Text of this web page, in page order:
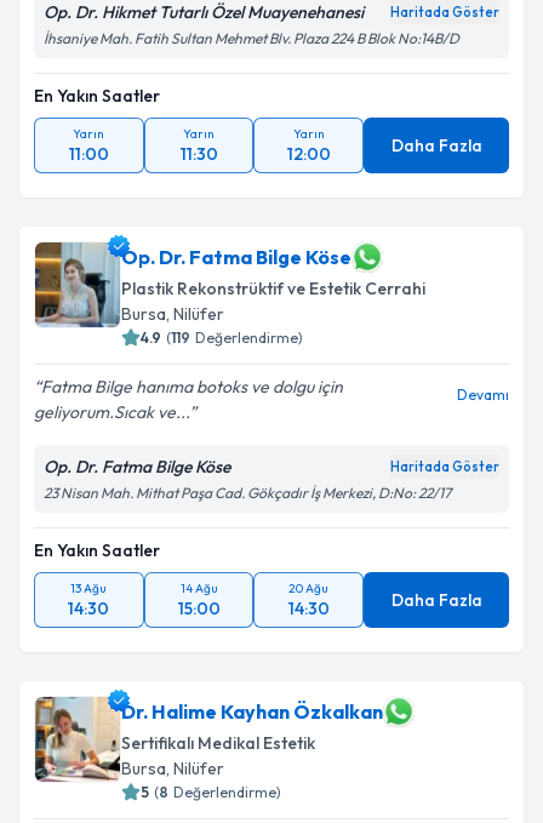
Op. Dr. Hikmet Tutarlı Özel Muayenehanesi Haritada Göster
İhsaniye Mah. Fatih Sultan Mehmet Blv. Plaza 224 B Blok No:14B/D
En Yakın Saatler
Yarın
11:00
Yarın
11:30
Yarın
12:00 Daha Fazla
Op. Dr. Fatma Bilge Köse
Plastik Rekonstrüktif ve Estetik Cerrahi
Bursa, Nilüfer
4.9 (119 Değerlendirme)
Fatma Bilge hanıma botoks ve dolgu için
geliyorum.Sıcak ve...
Devamı
Op. Dr. Fatma Bilge Köse Haritada Göster
23 Nisan Mah. Mithat Paşa Cad. Gökçadır İş Merkezi, D:No: 22/17
En Yakın Saatler
13 Ağu
14:30
14 Ağu
15:00
20 Ağu
14:30 Daha Fazla
Dr. Halime Kayhan Özkalkan
Sertifikalı Medikal Estetik
Bursa, Nilüfer
5 (8 Değerlendirme)